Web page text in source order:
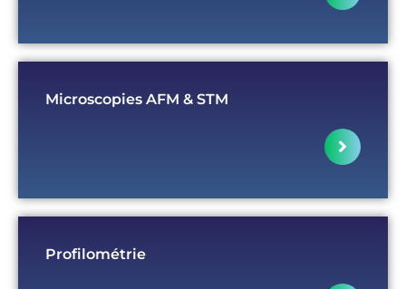
Microscopies AFM & STM
Profilométrie